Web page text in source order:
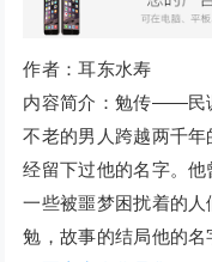
作者：耳东水寿
内容简介：勉传——民
不老的男人跨越两千
经留下过他的名字。
一些被噩梦困扰着的
勉，故事的结局他的